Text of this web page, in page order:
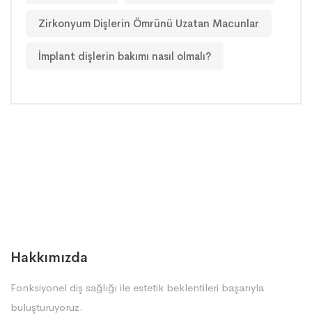
Zirkonyum Dişlerin Ömrünü Uzatan Macunlar
İmplant dişlerin bakımı nasıl olmalı?
Hakkımızda
Fonksiyonel diş sağlığı ile estetik beklentileri başarıyla
buluşturuyoruz.